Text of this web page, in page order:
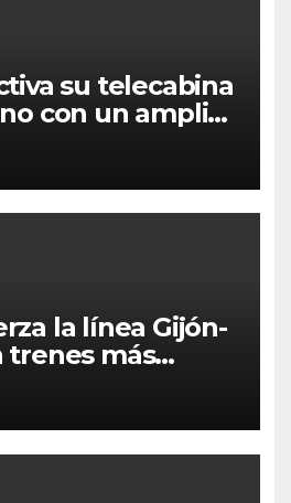
su telecabina
con un amplio
actividades
la línea Gijón-
trenes más
servicio para